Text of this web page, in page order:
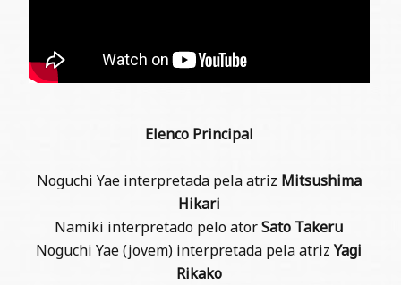
Elenco Principal
Noguchi Yae interpretada pela atriz Mitsushima
Hikari
Namiki interpretado pelo atorSato Takeru
Noguchi Yae (jovem) interpretada pela atrizYagi
Rikako